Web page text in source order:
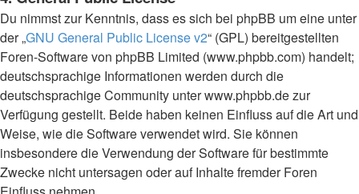
Du nimmst zur Kenntnis, dass es sich bei phpBB um eine unter
der „GNU General Public License v2“ (GPL) bereitgestellten
Foren-Software von phpBB Limited (www.phpbb.com) handelt;
deutschsprachige Informationen werden durch die
deutschsprachige Community unter www.phpbb.de zur
Verfügung gestellt. Beide haben keinen Einfluss auf die Art und
Weise, wie die Software verwendet wird. Sie können
insbesondere die Verwendung der Software für bestimmte
Zwecke nicht untersagen oder auf Inhalte fremder Foren